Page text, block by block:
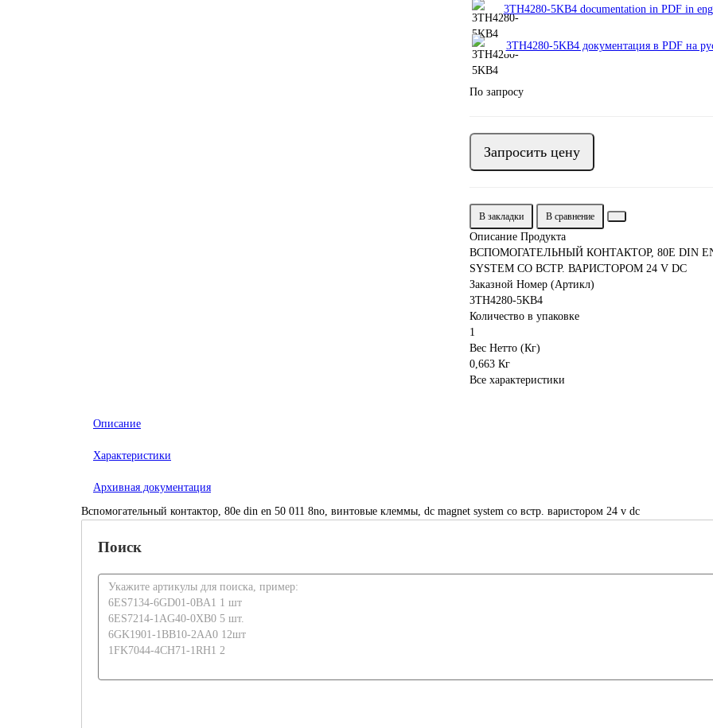
3TH4280-5KB4 documentation in PDF in
3TH4280-5KB4 документация в PDF на
По запросу
Запросить цену
В закладки В сравнение
Описание Продукта
ВСПОМОГАТЕЛЬНЫЙ КОНТАКТОР, 80E DIN
SYSTEM СО ВСТР. ВАРИСТОРОМ 24 V DC
Заказной Номер (Артикл)
3TH4280-5KB4
Количество в упаковке
1
Вес Нетто (Кг)
0,663 Кг
Все характеристики
Описание
Характеристики
Архивная документация
Вспомогательный контактор, 80e din en 50 011 8no, винтовые клеммы, dc magnet system со встр. варистором 24 v dc
Поиск